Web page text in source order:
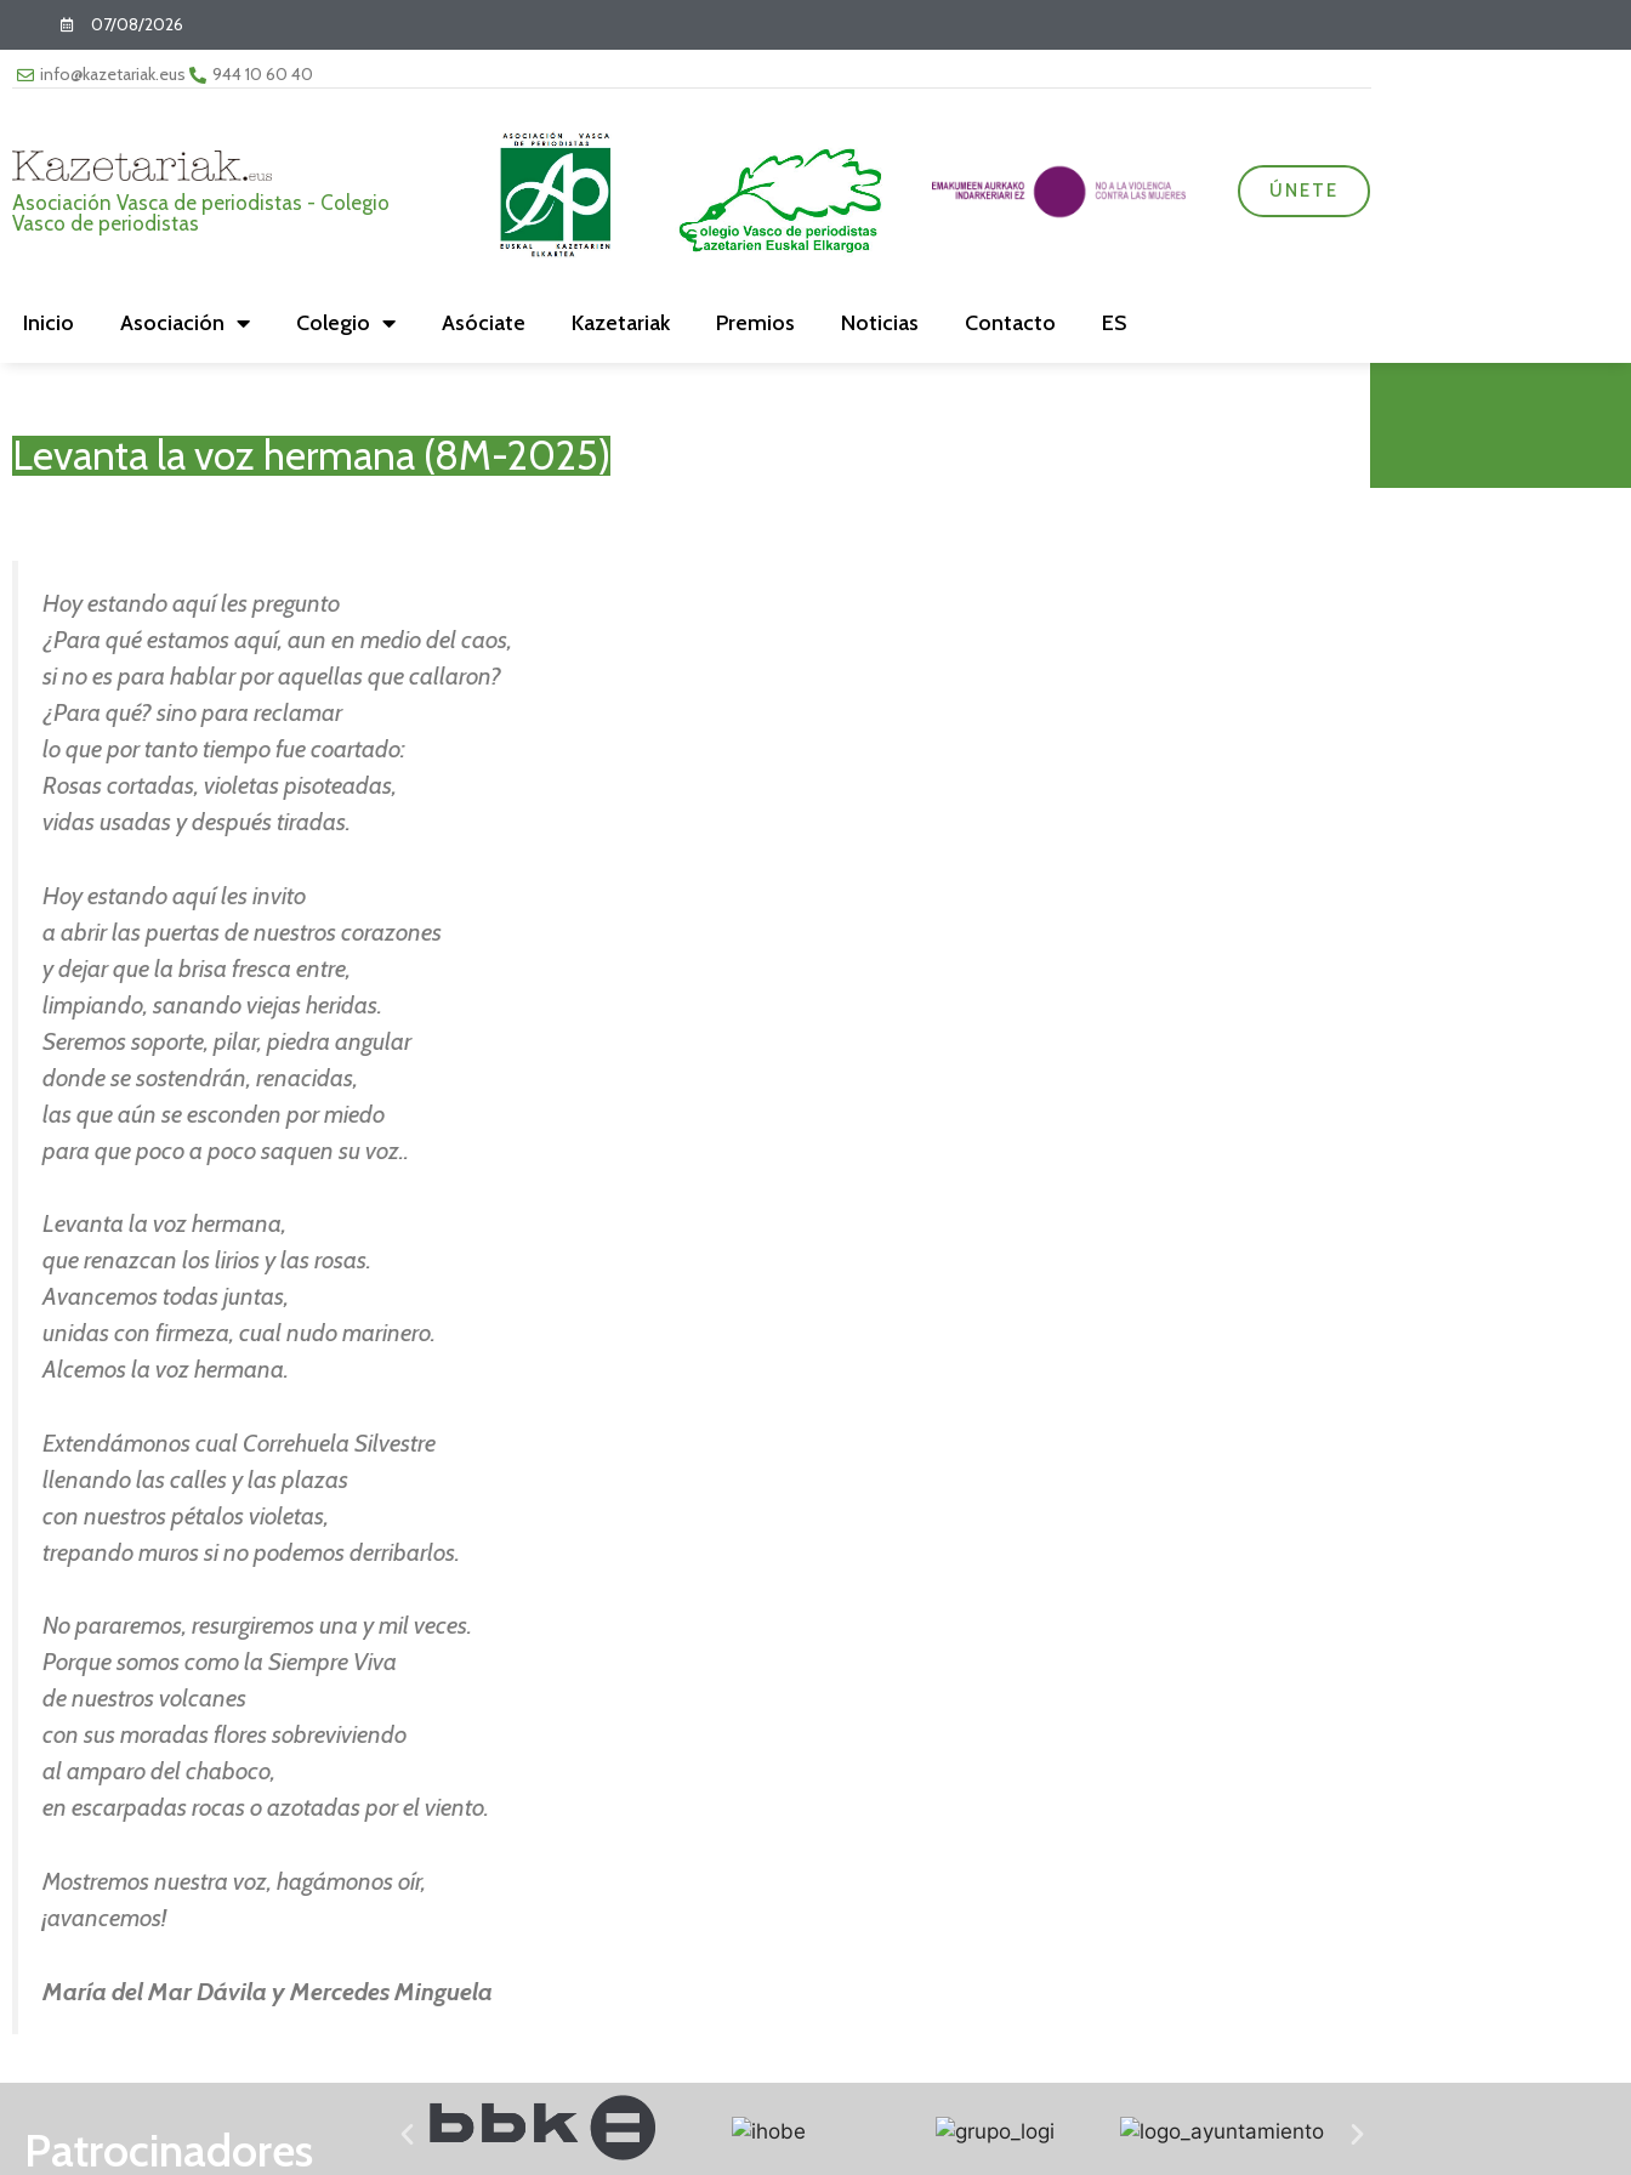
07/08/2026
info@kazetariak.eus 944 10 60 40
Asociación Vasca de periodistas - Colegio
Vasco de periodistas
ÚNETE
Inicio Asociación Colegio Asóciate Kazetariak Premios Noticias Contacto ES
Levanta la voz hermana (8M-2025)
Hoy estando aquí les pregunto
¿Para qué estamos aquí, aun en medio del caos,
si no es para hablar por aquellas que callaron?
¿Para qué? sino para reclamar
lo que por tanto tiempo fue coartado:
Rosas cortadas, violetas pisoteadas,
vidas usadas y después tiradas.
Hoy estando aquí les invito
a abrir las puertas de nuestros corazones
y dejar que la brisa fresca entre,
limpiando, sanando viejas heridas.
Seremos soporte, pilar, piedra angular
donde se sostendrán, renacidas,
las que aún se esconden por miedo
para que poco a poco saquen su voz..
Levanta la voz hermana,
que renazcan los lirios y las rosas.
Avancemos todas juntas,
unidas con firmeza, cual nudo marinero.
Alcemos la voz hermana.
Extendámonos cual Correhuela Silvestre
llenando las calles y las plazas
con nuestros pétalos violetas,
trepando muros si no podemos derribarlos.
No pararemos, resurgiremos una y mil veces.
Porque somos como la Siempre Viva
de nuestros volcanes
con sus moradas flores sobreviviendo
al amparo del chaboco,
en escarpadas rocas o azotadas por el viento.
Mostremos nuestra voz, hagámonos oír,
¡avancemos!
María del Mar Dávila y Mercedes Minguela
Patrocinadores